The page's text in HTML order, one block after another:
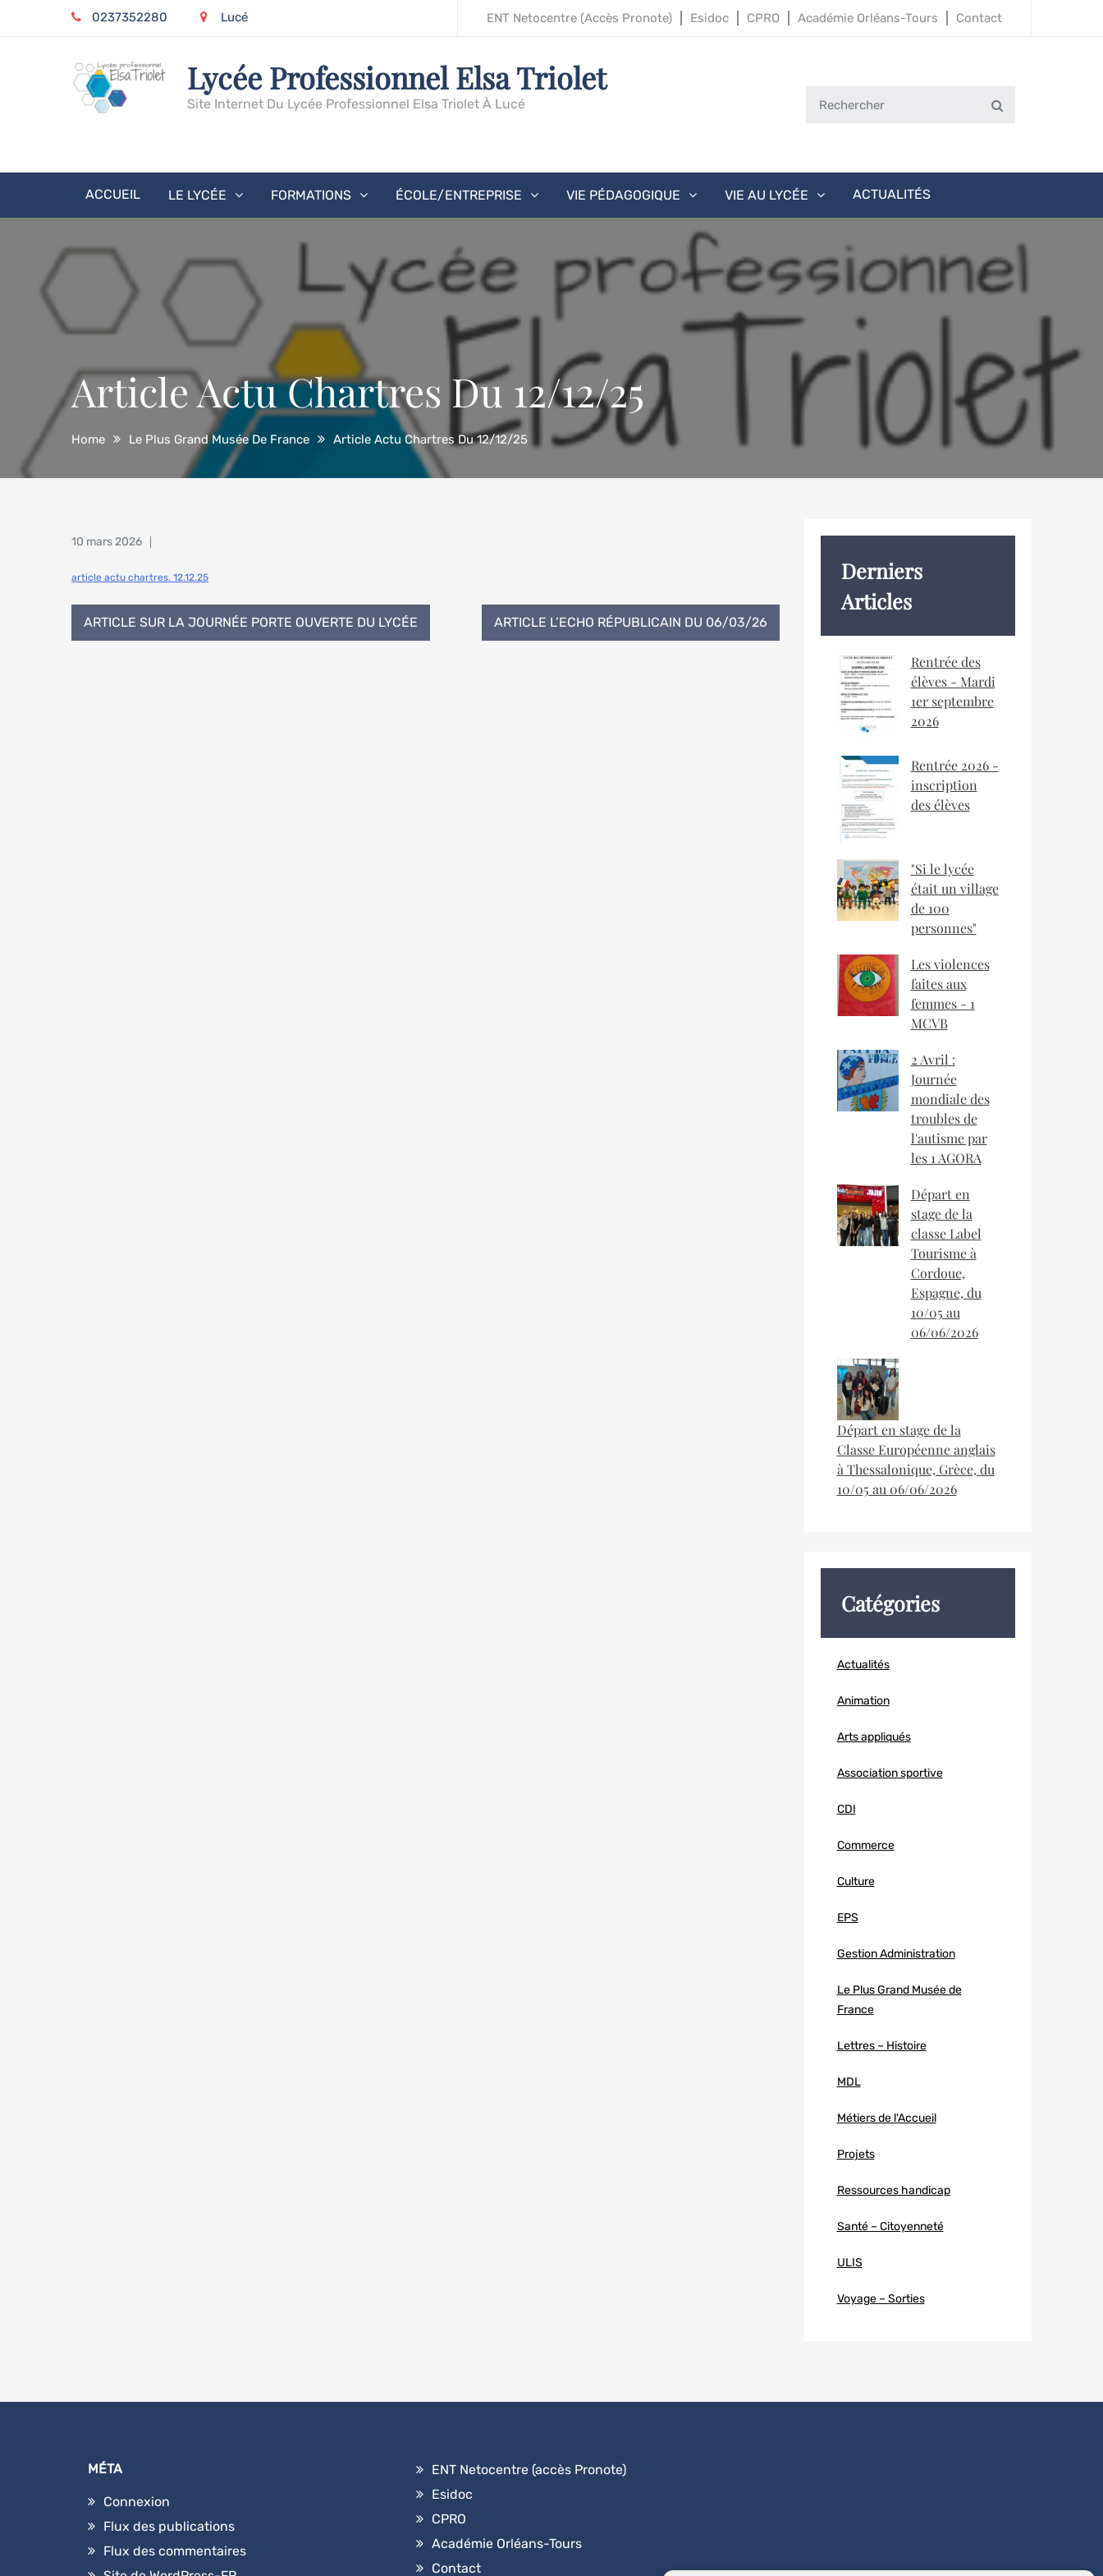
0237352280 Lucé ENT Netocentre (accès Pronote) Esidoc CPRO Académie Orléans-Tours Contact
Lycée Professionnel Elsa Triolet
Site Internet Du Lycée Professionnel Elsa Triolet À Lucé
for:
Search
ACCUEIL LE LYCÉE FORMATIONS ÉCOLE/ENTREPRISE VIE PÉDAGOGIQUE VIE AU LYCÉE ACTUALITÉS
Article Actu Chartres Du 12/12/25
Home Le Plus Grand Musée De France Article Actu Chartres Du 12/12/25
Posted
10 mars 2026
article actu chartres. 12.12.25
Navigation
ARTICLE SUR LA JOURNÉE PORTE OUVERTE DU LYCÉE ARTICLE L’ECHO RÉPUBLICAIN DU 06/03/26
Derniers
Articles
Rentrée des
élèves - Mardi
1er septembre
2026
Rentrée 2026 -
inscription
des élèves
"Si le lycée
était un village
de 100
personnes"
Les violences
faites aux
femmes - 1
MCVB
2 Avril :
Journée
mondiale des
troubles de
l'autisme par
les 1 AGORA
Départ en
stage de la
classe Label
Tourisme à
Cordoue,
Espagne, du
10/05 au
06/06/2026
Départ en stage de la
Classe Européenne anglais
à Thessalonique, Grèce, du
10/05 au 06/06/2026
Catégories
Actualités
Animation
Arts appliqués
Association sportive
CDI
Commerce
Culture
EPS
Gestion Administration
Le Plus Grand Musée de
France
Lettres – Histoire
MDL
Métiers de l'Accueil
Projets
Ressources handicap
Santé – Citoyenneté
ULIS
Voyage – Sorties
MÉTA
Connexion
Flux des publications
Flux des commentaires
ENT Netocentre (accès Pronote)
Esidoc
CPRO
Académie Orléans-Tours
Contact